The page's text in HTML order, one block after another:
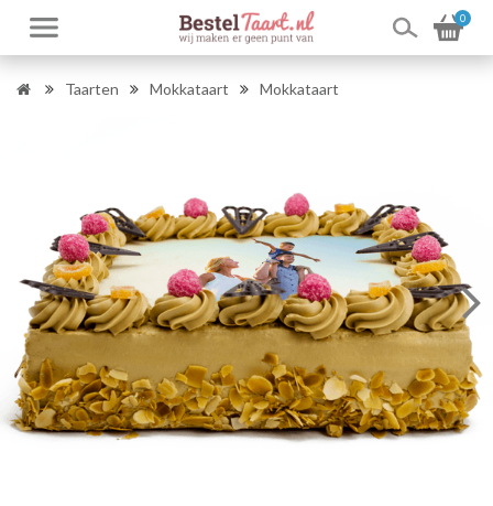
0
Taarten Mokkataart Mokkataart